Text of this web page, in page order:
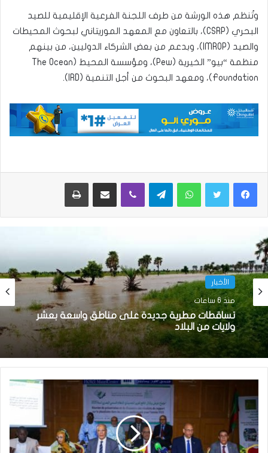
وتُنظم هذه الورشة من طرف اللجنة الفرعية الإقليمية للصيد
البحري (CSRP)، بالتعاون مع المعهد الموريتاني لبحوث المحيطات
والصيد (IMROP)، وبدعم من بعض الشركاء الدوليين، من بينهم
منظمة “بيو” الخيرية (Pew)، ومؤسسة المحيط (The Ocean
Foundation)، ومعهد البحوث من أجل التنمية (IRD).
واتساب تيلقرام ڤايبر مشاركة عبر البريد طباعة
الأخبار
منذ 6 ساعات
تساقطات مطرية جديدة على مناطق واسعة بعشر
الأخبار
منذ 14 ساعة
نيو أورلينز:سائق موريتاني يجد نفسه وسط عملية
اختطاف